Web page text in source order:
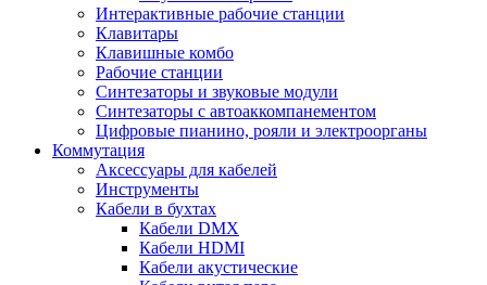
Интерактивные рабочие станции
Клавитары
Клавишные комбо
Рабочие станции
Синтезаторы и звуковые модули
Синтезаторы с автоаккомпанементом
Цифровые пианино, рояли и электроорганы
Коммутация
Аксессуары для кабелей
Инструменты
Кабели в бухтах
Кабели DMX
Кабели HDMI
Кабели акустические